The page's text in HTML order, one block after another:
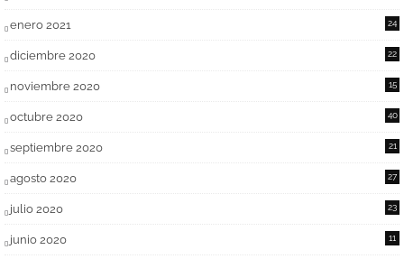
enero 2021 24
diciembre 2020 22
noviembre 2020 15
octubre 2020 40
septiembre 2020 21
agosto 2020 27
julio 2020 23
junio 2020 11